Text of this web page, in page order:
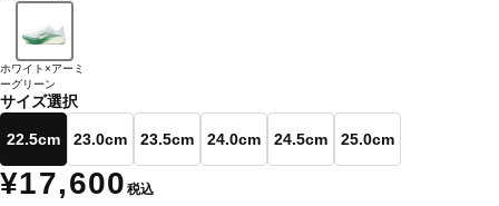
ホワイト×アーミ
ーグリーン
サイズ選択
22.5cm 23.0cm 23.5cm 24.0cm 24.5cm 25.0cm
¥17,600 税込